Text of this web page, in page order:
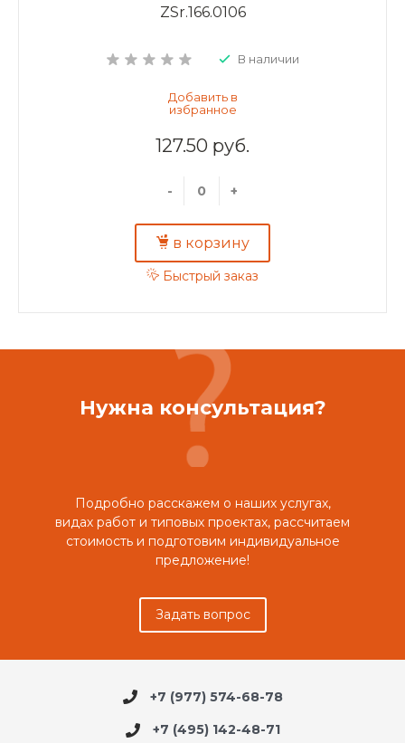
ZSr.166.0106
В наличии
127.50 руб.
- +
в корзину
Быстрый заказ
Нужна консультация?
Подробно расскажем о наших услугах,
видах работ и типовых проектах, рассчитаем
стоимость и подготовим индивидуальное
предложение!
Задать вопрос
+7 (977) 574-68-78
+7 (495) 142-48-71